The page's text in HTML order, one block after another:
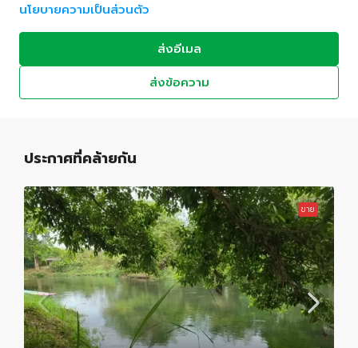
นโยบายความเป็นส่วนตัว
ส่งอีเมล
ส่งข้อความ
ประกาศที่คล้ายกัน
ขาย